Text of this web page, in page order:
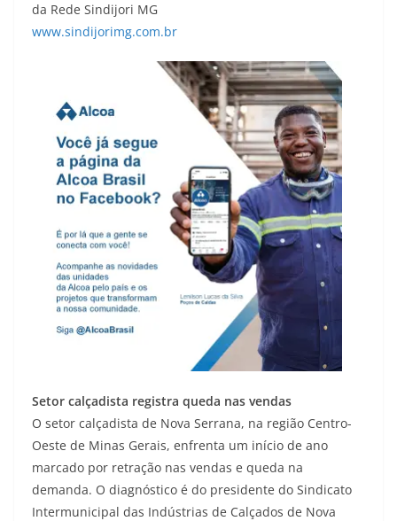
da Rede Sindijori MG
www.sindijorimg.com.br
Setor calçadista registra queda nas vendas
O setor calçadista de Nova Serrana, na região Centro-
Oeste de Minas Gerais, enfrenta um início de ano
marcado por retração nas vendas e queda na
demanda. O diagnóstico é do presidente do Sindicato
Intermunicipal das Indústrias de Calçados de Nova